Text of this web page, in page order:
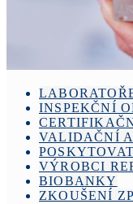
INSPEKČNÍ
VALIDAČNÍ
VÝROBCI
BIOBANKY
ZKOUŠENÍ